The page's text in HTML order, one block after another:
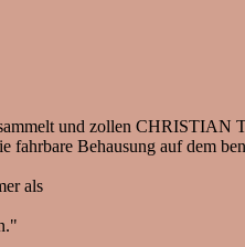
und zollen CHRISTIAN
fahrbare Behausung auf dem
als